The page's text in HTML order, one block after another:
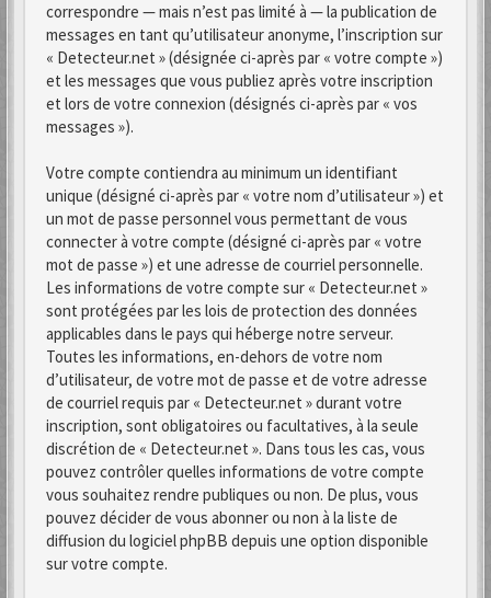
correspondre — mais n’est pas limité à — la publication de
messages en tant qu’utilisateur anonyme, l’inscription sur
« Detecteur.net » (désignée ci-après par « votre compte »)
et les messages que vous publiez après votre inscription
et lors de votre connexion (désignés ci-après par « vos
messages »).
Votre compte contiendra au minimum un identifiant
unique (désigné ci-après par « votre nom d’utilisateur ») et
un mot de passe personnel vous permettant de vous
connecter à votre compte (désigné ci-après par « votre
mot de passe ») et une adresse de courriel personnelle.
Les informations de votre compte sur « Detecteur.net »
sont protégées par les lois de protection des données
applicables dans le pays qui héberge notre serveur.
Toutes les informations, en-dehors de votre nom
d’utilisateur, de votre mot de passe et de votre adresse
de courriel requis par « Detecteur.net » durant votre
inscription, sont obligatoires ou facultatives, à la seule
discrétion de « Detecteur.net ». Dans tous les cas, vous
pouvez contrôler quelles informations de votre compte
vous souhaitez rendre publiques ou non. De plus, vous
pouvez décider de vous abonner ou non à la liste de
diffusion du logiciel phpBB depuis une option disponible
sur votre compte.